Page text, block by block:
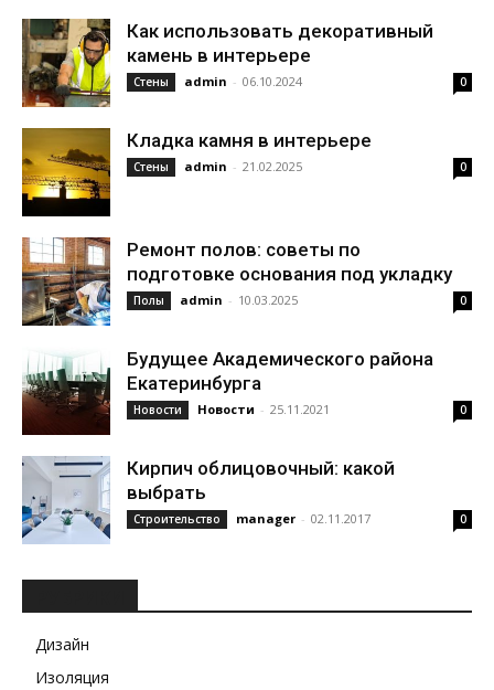
Как использовать декоративный
камень в интерьере
Стены admin - 06.10.2024 0
Кладка камня в интерьере
Стены admin - 21.02.2025 0
Ремонт полов: советы по
подготовке основания под укладку
Полы admin - 10.03.2025 0
Будущее Академического района
Екатеринбурга
Новости Новости - 25.11.2021 0
Кирпич облицовочный: какой
выбрать
Строительство manager - 02.11.2017 0
Дизайн
Изоляция